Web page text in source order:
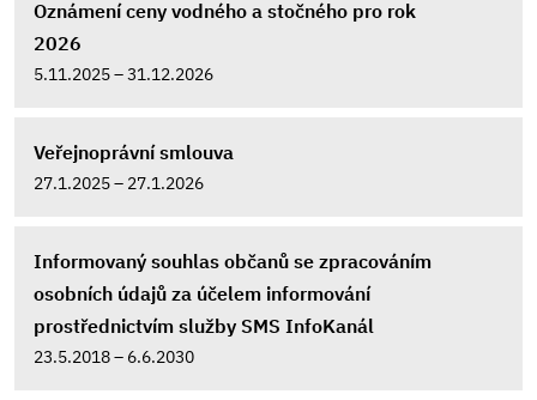
Oznámení ceny vodného a stočného pro rok
2026
5.11.2025 – 31.12.2026
Veřejnoprávní smlouva
27.1.2025 – 27.1.2026
Informovaný souhlas občanů se zpracováním
osobních údajů za účelem informování
prostřednictvím služby SMS InfoKanál
23.5.2018 – 6.6.2030